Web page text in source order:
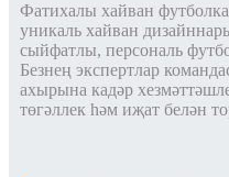
Фатихалы хайван
уникаль хайван
сыйфатлы, персональ
Безнең экспертлар
ахырына кадәр
төгәллек һәм иҗат белән